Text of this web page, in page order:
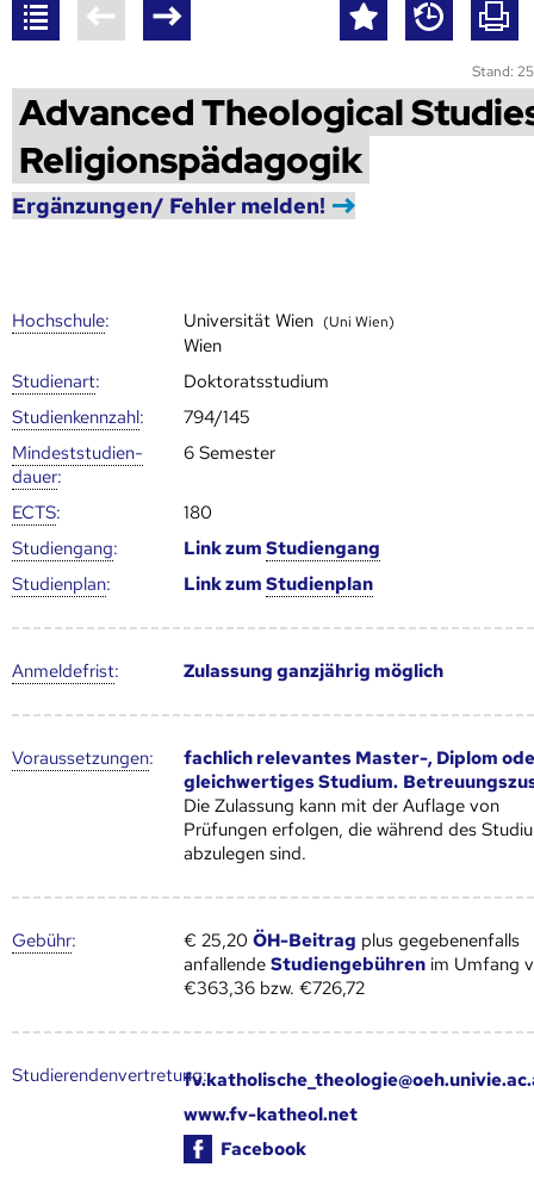
Stand:
Advanced Theological
Religionspädagogik
Ergänzungen/ Fehler melden!
Hoch­schule: Universität Wien (Uni Wien)
Wien
Studienart:
Doktoratsstudium
Studien­kenn­zahl:
794/145
Mindest­studien­
dauer:
6 Semester
ECTS:
180
Studien­gang: Link zumStudien­gang
Studien­plan: Link zumStudien­plan
Anmelde­frist: Zulassung ganzjährig möglich
Voraus­setzungen:
fachlich relevantes Master-, Diplom
gleichwertiges Studium.
Die Zulassung kann mit der Auflage von
Prüfungen erfolgen, die während des
abzulegen sind.
Gebühr: € 25,20ÖH-Beitrag plus gegebenenfalls
anfallendeStudiengebühren im Umfang
€363,36 bzw. €726,72
Studierendenvertretung:
www.fv-katheol.net
Facebook